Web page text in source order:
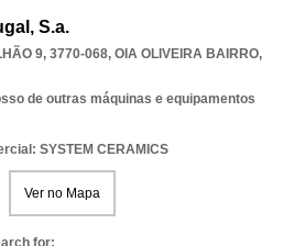
S.a.
9, 3770-068, OIA OLIVEIRA BAIRRO,
de outras máquinas e equipamentos
SYSTEM CERAMICS
Ver no Mapa
for: